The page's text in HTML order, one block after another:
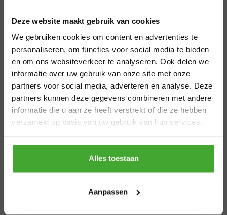
Deze website maakt gebruik van cookies
We gebruiken cookies om content en advertenties te
personaliseren, om functies voor social media te bieden
en om ons websiteverkeer te analyseren. Ook delen we
informatie over uw gebruik van onze site met onze
partners voor social media, adverteren en analyse. Deze
partners kunnen deze gegevens combineren met andere
informatie die u aan ze heeft verstrekt of die ze hebben
verzameld op basis van uw gebruik van hun services.
Alles toestaan
Aanpassen
Beits
Bescherm je hout met een transparante of een dekkende
levertijden
zomervakantie
Van 29 juli t/m 7 augustus zijn wij gesloten.
Bestel je vóór 28 juli 12.00 uur? Dan
verzenden we nog volgens planning. Bestel
je later, dan kan de levertijd iets langer zijn.
Bedankt voor je begrip en een fijne zomer!